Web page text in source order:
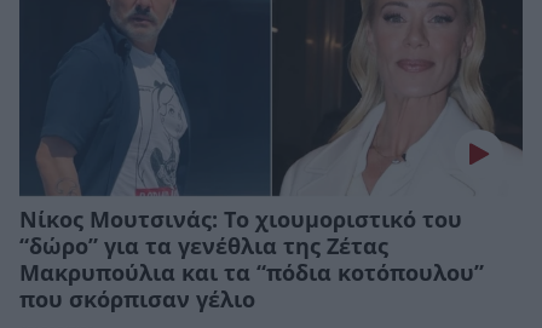
Νίκος Μουτσινάς: Το χιουμοριστικό του
“δώρο” για τα γενέθλια της Ζέτας
Μακρυπούλια και τα “πόδια κοτόπουλου”
που σκόρπισαν γέλιο